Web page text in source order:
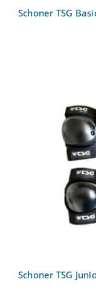
Schoner TSG
Schoner
Schoner TSG